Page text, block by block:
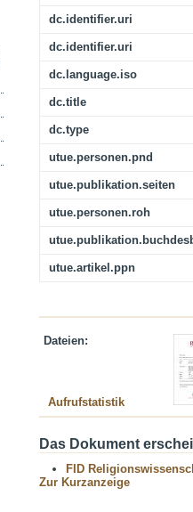
dc.identifier.uri
dc.identifier.uri
dc.language.iso
dc.title
dc.type
utue.personen.pnd
utue.publikation.seiten
utue.personen.roh
utue.artikel.ppn
Dateien:
Aufrufstatistik
Das Dokument
FID
Zur Kurzanzeige